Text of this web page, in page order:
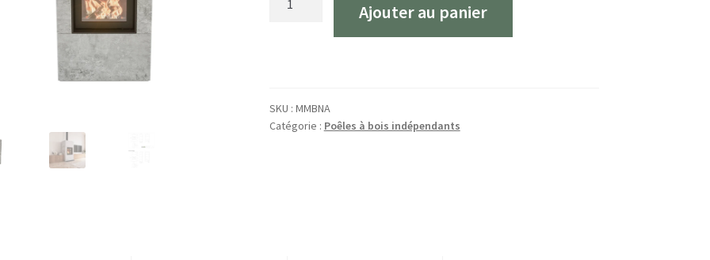
Ajouter au panier
SKU : MMBNA
Catégorie : Poêles à bois indépendants